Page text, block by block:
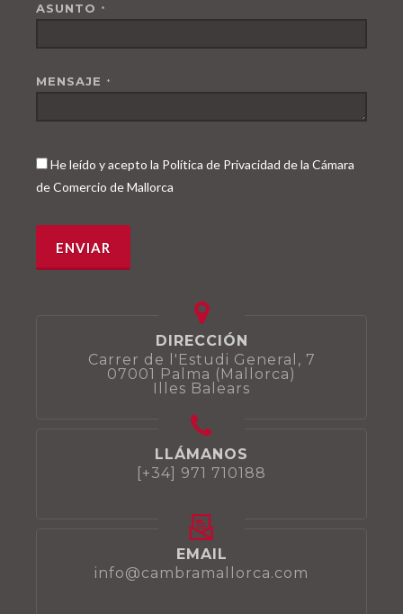
ASUNTO *
MENSAJE *
He leído y acepto la Política de Privacidad de la Cámara
de Comercio de Mallorca
DIRECCIÓN
Carrer de l'Estudi General, 7
07001 Palma (Mallorca)
Illes Balears
LLÁMANOS
[+34] 971 710188
EMAIL
info@cambramallorca.com